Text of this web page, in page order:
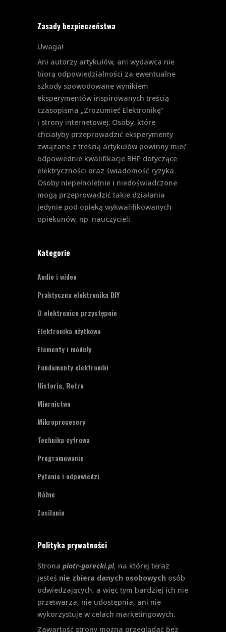
Zasady bezpieczeństwa
Uwaga!
Ani autorzy artykułów, ani wydawca nie
biorą odpowiedzialności za ewentualne
szkody spowodowane wynikiem
eksperymentów inspirowanych treścią
czasopisma „Zrozumieć Elektronikę”
i strony internetowej. Osoby, które
chciałyby przeprowadzić eksperymenty
związane z treścią artykułów powinny mieć
odpowiednie kwalifikacje BHP dotyczące
elektryczności oraz świadomość ryzyka.
Osoby niepełnoletnie i niedoświadczone
mogą przeprowadzić takie działania
jedynie pod opieką wykwalifikowanych
opiekunów, np. nauczycieli.
Kategorie
Audio i wideo
Praktyczna elektronika DIY
O elektronice przystępnie
Elektronika użytkowa
Elementy i moduły
Fundamenty elektroniki
Historia, Retro
Miernictwo
Mikroprocesory
Technika cyfrowa
Programowanie
Pytania i odpowiedzi
Różne
Zasilanie
Polityka prywatności
Strona piotr-gorecki.pl, na której teraz
jesteś nie zbiera danych osobowych osób
odwiedzających, a więc tym bardziej ich nie
przetwarza, nie udostępnia, ani nie
wykorzystuje w celach marketingowych.
Zawartość strony można przeglądać bez